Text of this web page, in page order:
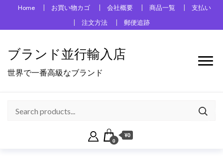
Home お買い物カゴ 会社概要 商品一覧
支払い
注文方法
郵便追跡
ブランド並行輸入店
世界で一番高級なブランド
0
¥0